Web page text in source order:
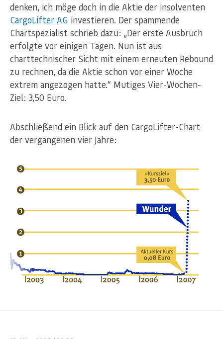
denken, ich möge doch in die Aktie der insolventen
CargoLifter AG investieren. Der spammende
Chartspezialist schrieb dazu: „Der erste Ausbruch
erfolgte vor einigen Tagen. Nun ist aus
charttechnischer Sicht mit einem erneuten Rebound
zu rechnen, da die Aktie schon vor einer Woche
extrem angezogen hatte.“ Mutiges Vier-Wochen-
Ziel: 3,50 Euro.
Abschließend ein Blick auf den CargoLifter-Chart
der vergangenen vier Jahre: